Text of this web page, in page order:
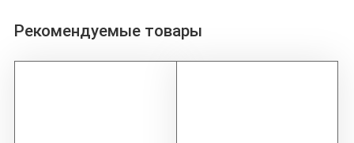
Рекомендуемые товары